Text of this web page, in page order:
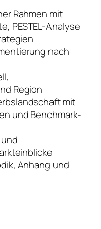
Rahmen mit
PESTEL-Analyse
nach
Region
mit
und Benchmark-
Anhang und